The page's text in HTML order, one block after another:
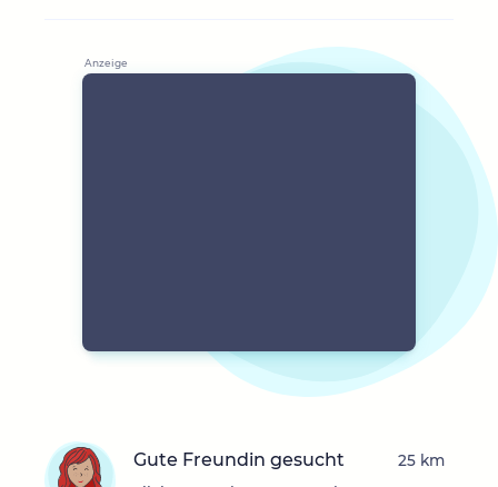
Gute Freundin gesucht 25 km